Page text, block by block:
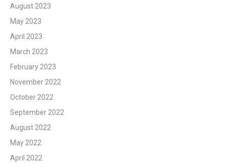
August 2023
May 2023
April 2023
March 2023
February 2023
November 2022
October 2022
September 2022
August 2022
May 2022
April 2022